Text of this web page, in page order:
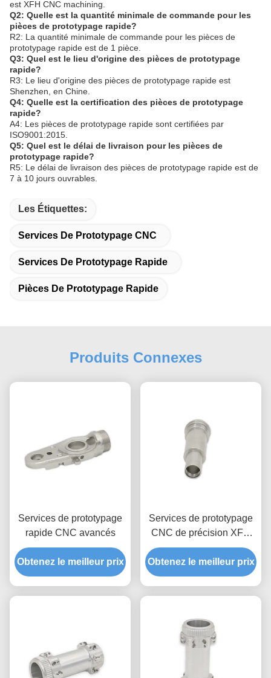
est XFH CNC machining.
Q2: Quelle est la quantité minimale de commande pour les
pièces de prototypage rapide?
R2: La quantité minimale de commande pour les pièces de
prototypage rapide est de 1 pièce.
Q3: Quel est le lieu d'origine des pièces de prototypage
rapide?
R3: Le lieu d'origine des pièces de prototypage rapide est
Shenzhen, en Chine.
Q4: Quelle est la certification des pièces de prototypage
rapide?
A4: Les pièces de prototypage rapide sont certifiées par
ISO9001:2015.
Q5: Quel est le délai de livraison pour les pièces de
prototypage rapide?
R5: Le délai de livraison des pièces de prototypage rapide est de
7 à 10 jours ouvrables.
Les Étiquettes:
Services De Prototypage CNC
Services De Prototypage Rapide
Pièces De Prototypage Rapide
Produits Connexes
Services de prototypage
rapide CNC avancés
Obtenez le meilleur prix
Services de prototypage
CNC de précision XFH
Parties métalliques sur
mesure Anodisation
Polissage Traitement
Obtenez le meilleur prix